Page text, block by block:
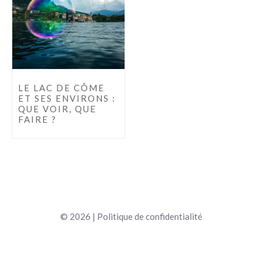
LE LAC DE CÔME
ET SES ENVIRONS :
QUE VOIR, QUE
FAIRE ?
© 2026 | Politique de confidentialité